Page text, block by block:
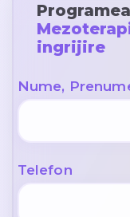
ingrijire
Nume,
Telefon